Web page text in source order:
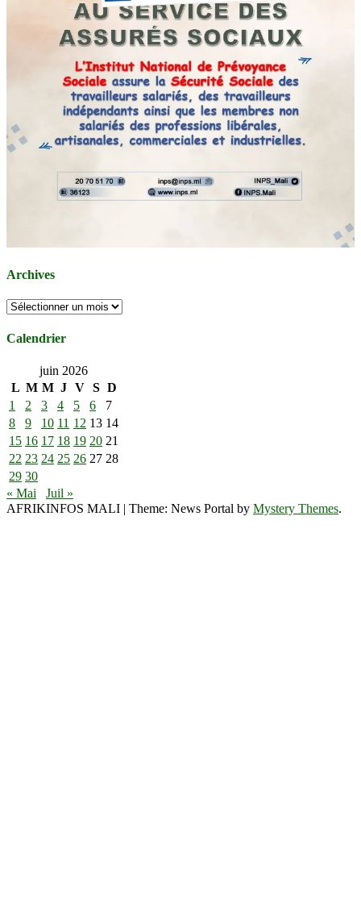
Archives
Archives
Calendrier
juin 2026
L M M J V S D
1
2 3 4 5 6
7
8
9 10 11 12 13 14
15 16 17 18 19 20 21
22 23 24 25 26 27 28
29 30
« Mai
Juil »
AFRIKINFOS MALI | Theme: News Portal by Mystery Themes.